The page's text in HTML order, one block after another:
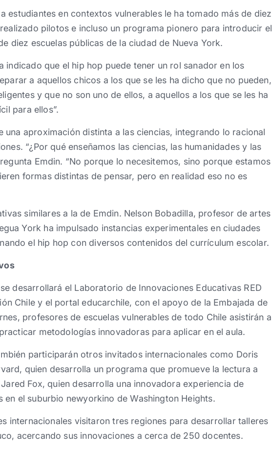
estudiantes en contextos vulnerables le ha tomado más de diez
pilotos e incluso un programa pionero para introducir el
diez escuelas públicas de la ciudad de Nueva York.
indicado que el hip hop puede tener un rol sanador en los
a aquellos chicos a los que se les ha dicho que no pueden,
y que no son uno de ellos, a aquellos a los que se les ha
para ellos”.
una aproximación distinta a las ciencias, integrando lo racional
“¿Por qué enseñamos las ciencias, las humanidades y las
Emdin. “No porque lo necesitemos, sino porque estamos
formas distintas de pensar, pero en realidad eso no es
similares a la de Emdin. Nelson Bobadilla, profesor de artes
York ha impulsado instancias experimentales en ciudades
el hip hop con diversos contenidos del currículum escolar.
desarrollará el Laboratorio de Innovaciones Educativas RED
Chile y el portal educarchile, con el apoyo de la Embajada de
profesores de escuelas vulnerables de todo Chile asistirán a
metodologías innovadoras para aplicar en el aula.
participarán otros invitados internacionales como Doris
quien desarrolla un programa que promueve la lectura a
Fox, quien desarrolla una innovadora experiencia de
el suburbio newyorkino de Washington Heights.
internacionales visitaron tres regiones para desarrollar talleres
acercando sus innovaciones a cerca de 250 docentes.